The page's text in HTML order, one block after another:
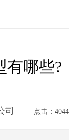
有哪些?
司 点击：4044